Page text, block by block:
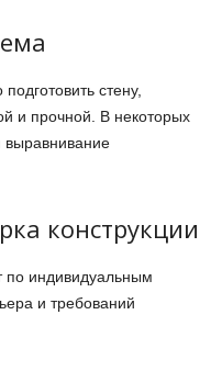
стену,
и прочной. В некоторых
выравнивание
конструкции
по индивидуальным
и требований